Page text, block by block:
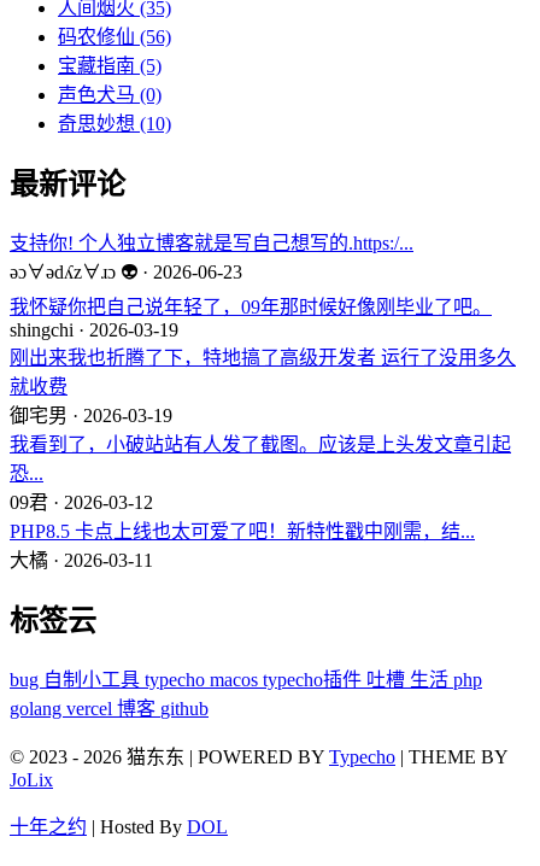
人间烟火 (35)
码农修仙 (56)
宝藏指南 (5)
声色犬马 (0)
奇思妙想 (10)
最新评论
支持你! 个人独立博客就是写自己想写的.https:/...
ǝɔ∀ǝdʎz∀ɹɔ 👽 · 2026-06-23
我怀疑你把自己说年轻了，09年那时候好像刚毕业了吧。
shingchi · 2026-03-19
刚出来我也折腾了下，特地搞了高级开发者 运行了没用多久
就收费
御宅男 · 2026-03-19
我看到了，小破站站有人发了截图。应该是上头发文章引起
恐...
09君 · 2026-03-12
PHP8.5 卡点上线也太可爱了吧！新特性戳中刚需，结...
大橘 · 2026-03-11
标签云
bug 自制小工具 typecho macos typecho插件 吐槽 生活 php
golang vercel 博客 github
© 2023 - 2026 猫东东 | POWERED BY Typecho | THEME BY
JoLix
十年之约 | Hosted By DOL